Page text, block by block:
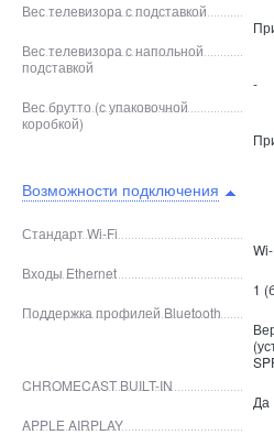
Вес телевизора с подставкой
Вес телевизора с напольной
подставкой
-
Вес брутто (с упаковочной
коробкой)
Возможности подключения
Стандарт Wi-Fi
Входы Ethernet
1
Поддержка профилей Bluetooth
CHROMECAST BUILT-IN
Да
APPLE AIRPLAY